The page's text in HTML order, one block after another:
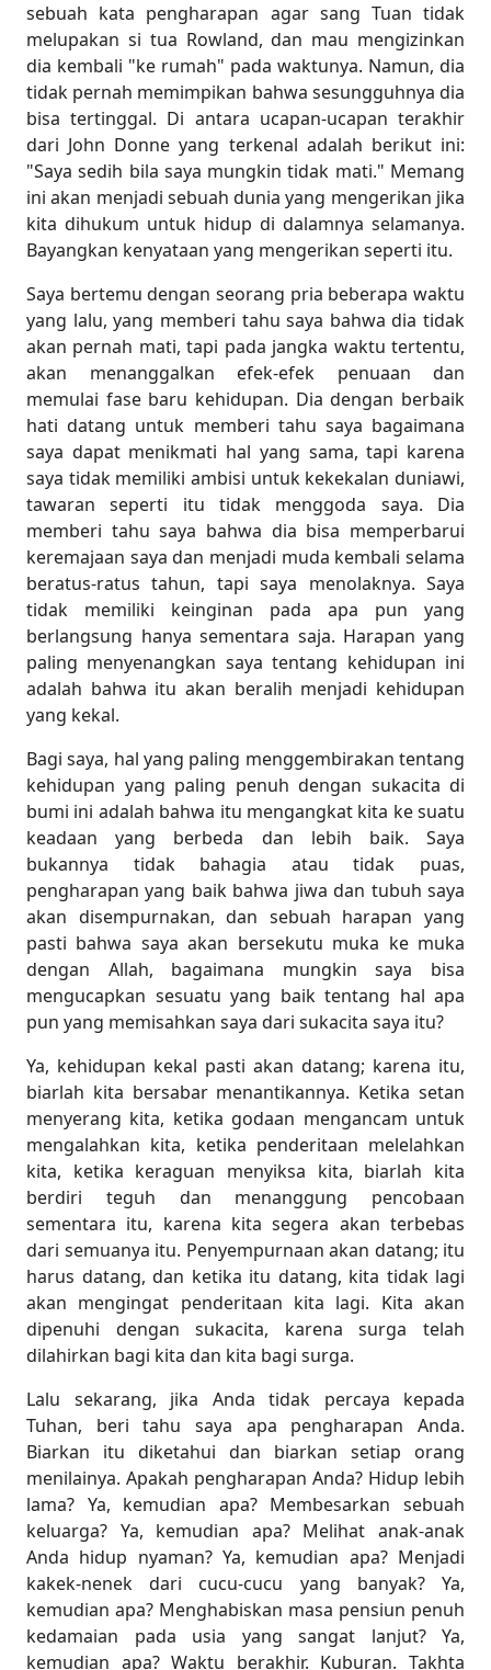
sebuah kata pengharapan agar sang Tuan tidak
melupakan si tua Rowland, dan mau mengizinkan
dia kembali "ke rumah" pada waktunya. Namun, dia
tidak pernah memimpikan bahwa sesungguhnya dia
bisa tertinggal. Di antara ucapan-ucapan terakhir
dari John Donne yang terkenal adalah berikut ini:
"Saya sedih bila saya mungkin tidak mati." Memang
ini akan menjadi sebuah dunia yang mengerikan jika
kita dihukum untuk hidup di dalamnya selamanya.
Bayangkan kenyataan yang mengerikan seperti itu.
Saya bertemu dengan seorang pria beberapa waktu
yang lalu, yang memberi tahu saya bahwa dia tidak
akan pernah mati, tapi pada jangka waktu tertentu,
akan menanggalkan efek-efek penuaan dan
memulai fase baru kehidupan. Dia dengan berbaik
hati datang untuk memberi tahu saya bagaimana
saya dapat menikmati hal yang sama, tapi karena
saya tidak memiliki ambisi untuk kekekalan duniawi,
tawaran seperti itu tidak menggoda saya. Dia
memberi tahu saya bahwa dia bisa memperbarui
keremajaan saya dan menjadi muda kembali selama
beratus-ratus tahun, tapi saya menolaknya. Saya
tidak memiliki keinginan pada apa pun yang
berlangsung hanya sementara saja. Harapan yang
paling menyenangkan saya tentang kehidupan ini
adalah bahwa itu akan beralih menjadi kehidupan
yang kekal.
Bagi saya, hal yang paling menggembirakan tentang
kehidupan yang paling penuh dengan sukacita di
bumi ini adalah bahwa itu mengangkat kita ke suatu
keadaan yang berbeda dan lebih baik. Saya
bukannya tidak bahagia atau tidak puas,
pengharapan yang baik bahwa jiwa dan tubuh saya
akan disempurnakan, dan sebuah harapan yang
pasti bahwa saya akan bersekutu muka ke muka
dengan Allah, bagaimana mungkin saya bisa
mengucapkan sesuatu yang baik tentang hal apa
pun yang memisahkan saya dari sukacita saya itu?
Ya, kehidupan kekal pasti akan datang; karena itu,
biarlah kita bersabar menantikannya. Ketika setan
menyerang kita, ketika godaan mengancam untuk
mengalahkan kita, ketika penderitaan melelahkan
kita, ketika keraguan menyiksa kita, biarlah kita
berdiri teguh dan menanggung pencobaan
sementara itu, karena kita segera akan terbebas
dari semuanya itu. Penyempurnaan akan datang; itu
harus datang, dan ketika itu datang, kita tidak lagi
akan mengingat penderitaan kita lagi. Kita akan
dipenuhi dengan sukacita, karena surga telah
dilahirkan bagi kita dan kita bagi surga.
Lalu sekarang, jika Anda tidak percaya kepada
Tuhan, beri tahu saya apa pengharapan Anda.
Biarkan itu diketahui dan biarkan setiap orang
menilainya. Apakah pengharapan Anda? Hidup lebih
lama? Ya, kemudian apa? Membesarkan sebuah
keluarga? Ya, kemudian apa? Melihat anak-anak
Anda hidup nyaman? Ya, kemudian apa? Menjadi
kakek-nenek dari cucu-cucu yang banyak? Ya,
kemudian apa? Menghabiskan masa pensiun penuh
kedamaian pada usia yang sangat lanjut? Ya,
kemudian apa? Waktu berakhir. Kuburan. Takhta